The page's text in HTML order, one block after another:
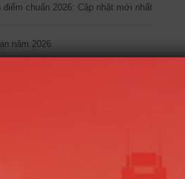
điểm chuẩn 2026: Cập nhật mới nhất
năm 2026